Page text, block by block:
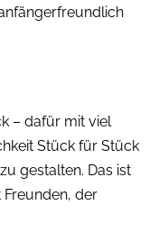
– dafür mit viel
Stück für Stück
gestalten. Das ist
Freunden, der